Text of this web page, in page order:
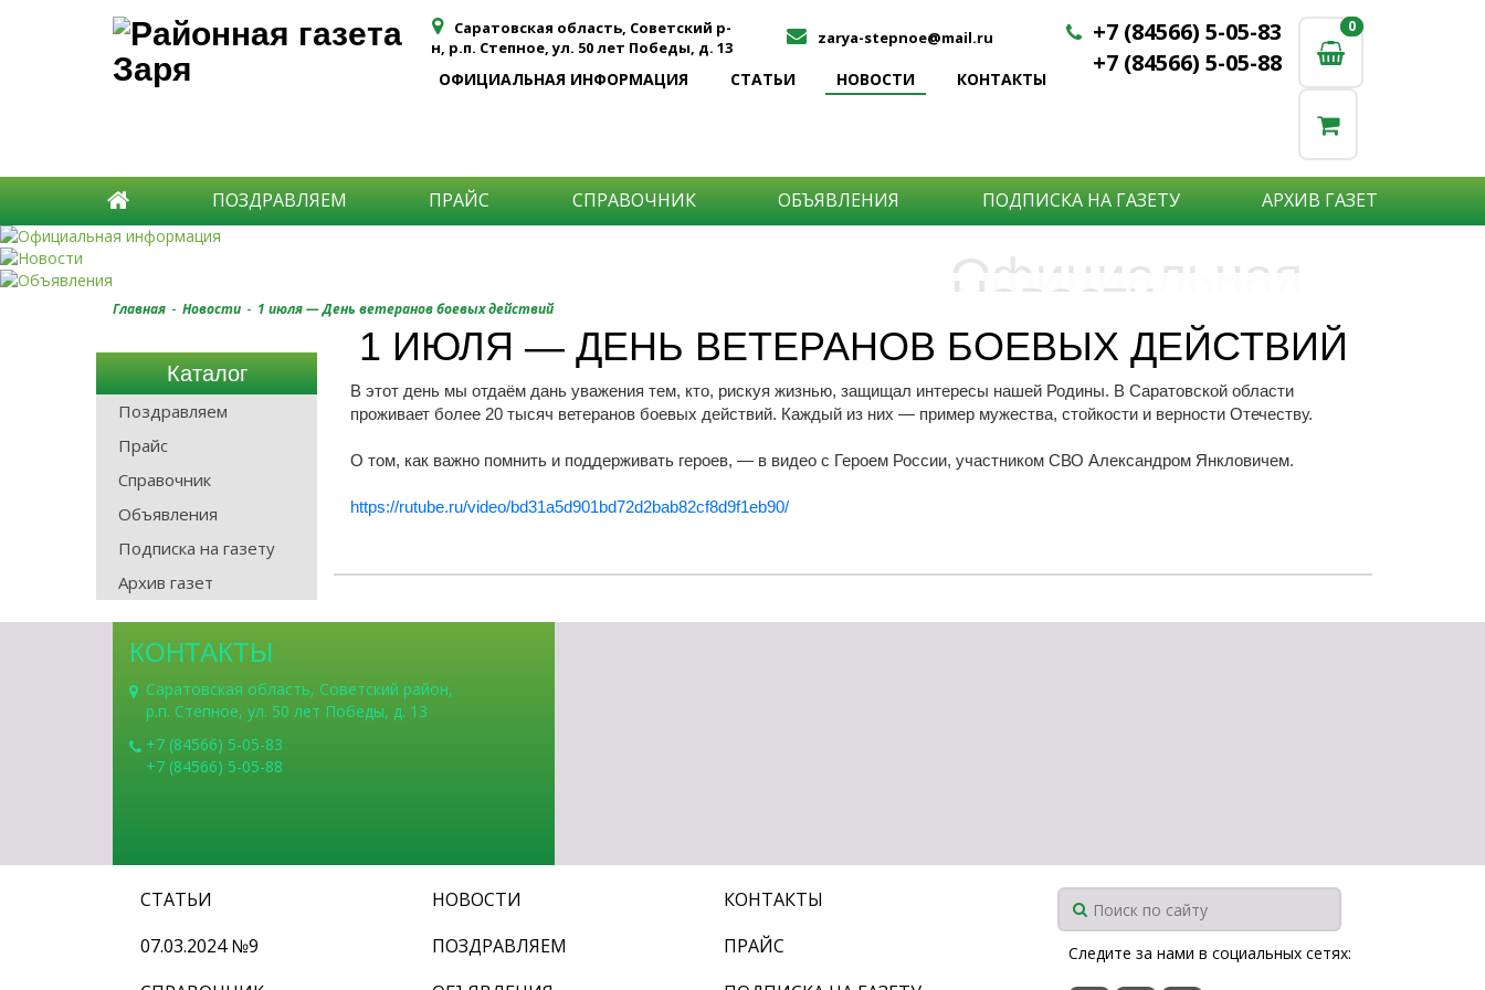
Саратовская область, Советский р-
н, р.п. Степное, ул. 50 лет Победы, д. 13
zarya-stepnoe@mail.ru
ОФИЦИАЛЬНАЯ ИНФОРМАЦИЯ СТАТЬИ НОВОСТИ КОНТАКТЫ
+7 (84566) 5-05-83
+7 (84566) 5-05-88
0
0
ПОЗДРАВЛЯЕМ ПРАЙС СПРАВОЧНИК ОБЪЯВЛЕНИЯ ПОДПИСКА НА ГАЗЕТУ АРХИВ ГАЗЕТ
Официальная
информация
Подробнее
Новости
Самые актуальные новости:
-происшествия,
-события района,
-мира науки,
Подробнее
Объявления
Хотите что бы о Вас узнали?
О частной практике или деятельности
Просто закажите объявление.
Главная - Новости - 1 июля — День ветеранов боевых действий
Каталог
Поздравляем
Прайс
Справочник
Объявления
Подписка на газету
Архив газет
1 ИЮЛЯ — ДЕНЬ ВЕТЕРАНОВ БОЕВЫХ ДЕЙСТВИЙ
В этот день мы отдаём дань уважения тем, кто, рискуя жизнью, защищал интересы нашей Родины. В Саратовской области
проживает более 20 тысяч ветеранов боевых действий. Каждый из них — пример мужества, стойкости и верности Отечеству.
О том, как важно помнить и поддерживать героев, — в видео с Героем России, участником СВО Александром Янкловичем.
https://rutube.ru/video/bd31a5d901bd72d2bab82cf8d9f1eb90/
КОНТАКТЫ
Саратовская область, Советский район,
р.п. Степное, ул. 50 лет Победы, д. 13
+7 (84566) 5-05-83
+7 (84566) 5-05-88
СТАТЬИ НОВОСТИ
КОНТАКТЫ
07.03.2024 №9
ПОЗДРАВЛЯЕМ
ПРАЙС
Следите за нами в социальных сетях: